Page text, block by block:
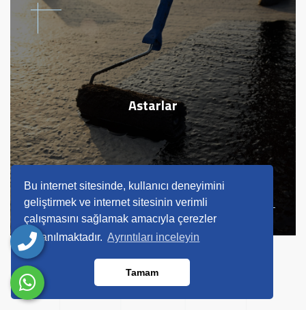
Bu internet sitesinde, kullanıcı deneyimini
geliştirmek ve internet sitesinin verimli
çalışmasını sağlamak amacıyla çerezler
kullanılmaktadır. Ayrıntıları inceleyin
Tamam
Astarlar